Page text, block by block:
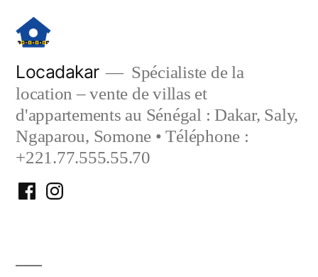
contenu
Locadakar
Spécialiste de la
location – vente de villas et
d'appartements au Sénégal : Dakar, Saly,
Ngaparou, Somone • Téléphone :
+221.77.555.55.70
FacebookInstagram